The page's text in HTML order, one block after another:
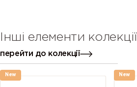
Інші елементи колекції
перейти до колекції
New New